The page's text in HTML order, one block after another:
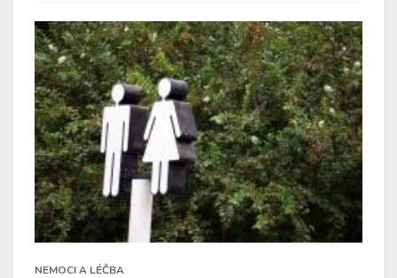
NEMOCI A LÉČBA